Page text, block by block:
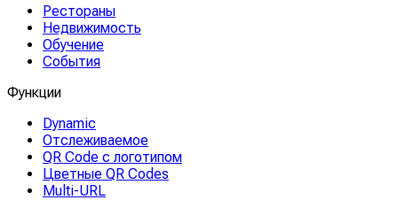
Рестораны
Недвижимость
Обучение
События
Функции
Dynamic
Отслеживаемое
QR Code с логотипом
Цветные QR Codes
Multi-URL